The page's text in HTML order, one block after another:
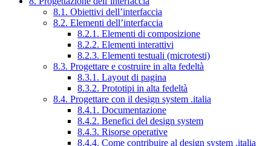
8.1. Obiettivi dell’interfaccia
8.2. Elementi dell’interfaccia
8.2.1. Elementi di composizione
8.2.2. Elementi interattivi
8.2.3. Elementi testuali (microtesti)
8.3. Progettare e costruire in alta fedeltà
8.3.1. Layout di pagina
8.3.2. Prototipi in alta fedeltà
8.4. Progettare con il design system .italia
8.4.1. Documentazione
8.4.2. Benefici del design system
8.4.3. Risorse operative
8.4.4. Come contribuire al design system .italia